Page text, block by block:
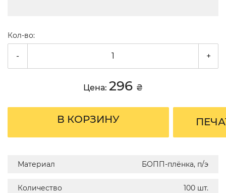
Кол-во:
- +
Цена: 296 ₴
В КОРЗИНУ
Материал БОПП-плёнка, п/э
Количество 100 шт.